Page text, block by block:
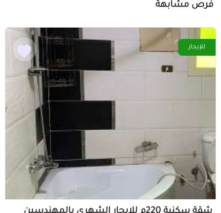
فرص مشابهة
للإيجار